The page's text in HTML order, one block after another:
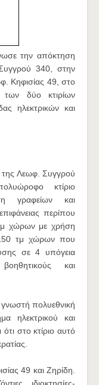
την απόκτηση
340, στην
Κηφισίας 49, στο
των δύο κτιρίων
ηλεκτρικών και
της Λεωφ. Συγγρού
κτίριο
γραφείων και
περίπου
χώρων με χρήση
τμ χώρων που
σε 4 υπόγεια
και
γνωστή πολυεθνική
ηλεκτρικού και
στο κτίριο αυτό
49 και Ζηρίδη.